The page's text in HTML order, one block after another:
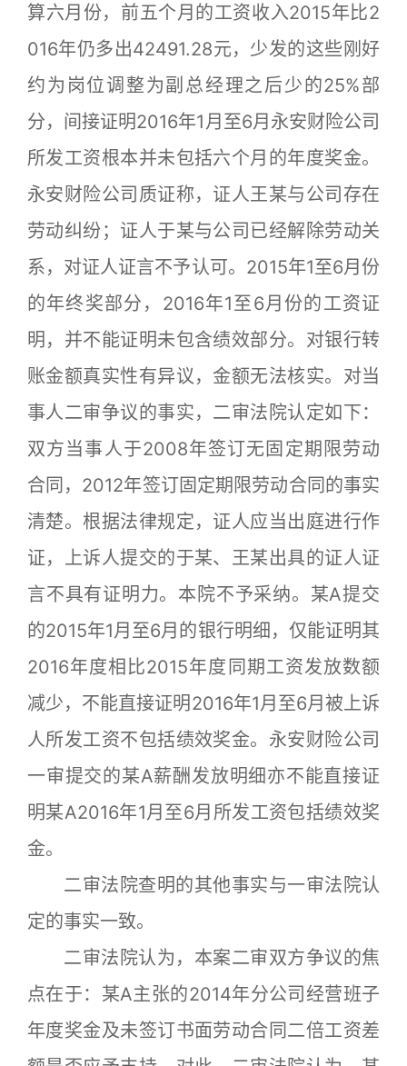
算六月份，前五个月的工资收入2015年比2
016年仍多出42491.28元，少发的这些刚好
约为岗位调整为副总经理之后少的25%部
分，间接证明2016年1月至6月永安财险公司
所发工资根本并未包括六个月的年度奖金。
永安财险公司质证称，证人王某与公司存在
劳动纠纷；证人于某与公司已经解除劳动关
系，对证人证言不予认可。2015年1至6月份
的年终奖部分，2016年1至6月份的工资证
明，并不能证明未包含绩效部分。对银行转
账金额真实性有异议，金额无法核实。对当
事人二审争议的事实，二审法院认定如下：
双方当事人于2008年签订无固定期限劳动
合同，2012年签订固定期限劳动合同的事实
清楚。根据法律规定，证人应当出庭进行作
证，上诉人提交的于某、王某出具的证人证
言不具有证明力。本院不予采纳。某A提交
的2015年1月至6月的银行明细，仅能证明其
2016年度相比2015年度同期工资发放数额
减少，不能直接证明2016年1月至6月被上诉
人所发工资不包括绩效奖金。永安财险公司
一审提交的某A薪酬发放明细亦不能直接证
明某A2016年1月至6月所发工资包括绩效奖
金。
二审法院查明的其他事实与一审法院认
定的事实一致。
二审法院认为，本案二审双方争议的焦
点在于：某A主张的2014年分公司经营班子
年度奖金及未签订书面劳动合同二倍工资差